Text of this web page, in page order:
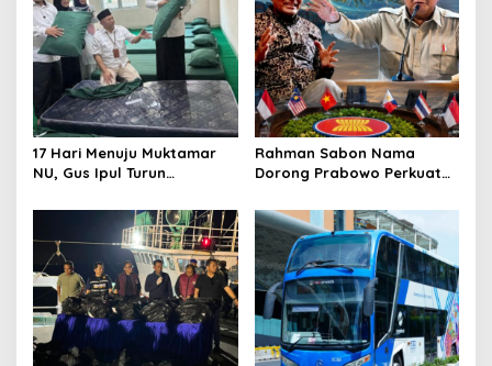
g
a
t
i
o
n
17 Hari Menuju Muktamar
NU, Gus Ipul Turun
Muktamirin
Rahman Sabon Nama
Dorong Prabowo Perkuat
Dampak Perang Iran-Israel